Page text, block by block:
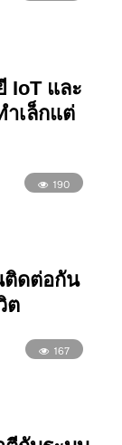
IoT และ
เล็กแต่
190
ติดต่อกัน
ต
167